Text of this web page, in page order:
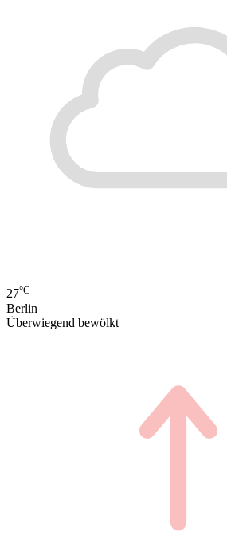
27°C
Berlin
Überwiegend bewölkt